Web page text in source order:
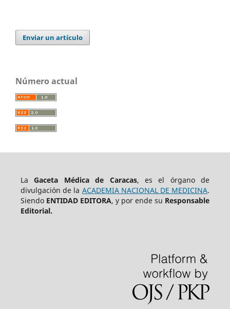
Enviar un artículo
Número actual
LaGaceta Médica de Caracas, es el órgano de
divulgación de la ACADEMIA NACIONAL DE MEDICINA.
Siendo ENTIDAD EDITORA, y por ende su Responsable
Editorial.